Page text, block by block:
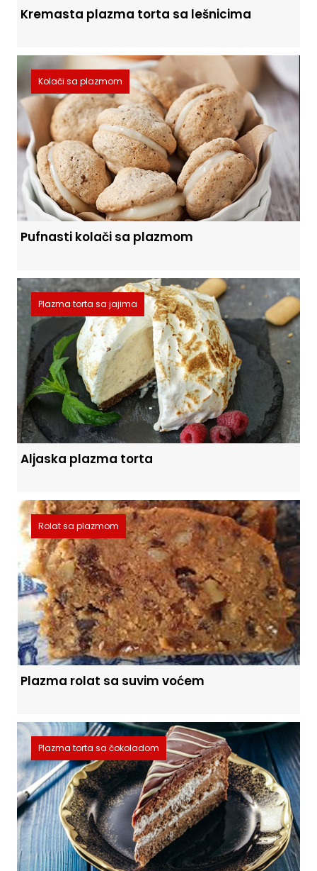
Kremasta plazma torta sa lešnicima
Kolači sa plazmom
Pufnasti kolači sa plazmom
Plazma torta sa jajima
Aljaska plazma torta
Rolat sa plazmom
Plazma rolat sa suvim voćem
Plazma torta sa čokoladom